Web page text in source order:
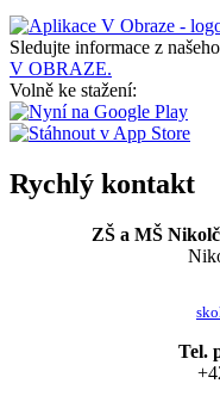
Sledujte informace z
V OBRAZE.
Volně ke stažení:
Rychlý kontakt
ZŠ a MŠ
Tel.